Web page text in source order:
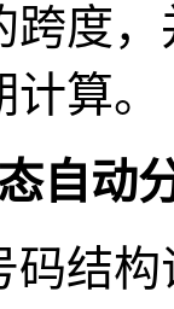
跨度
算。
自动
码结